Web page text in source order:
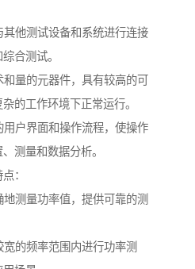
他测试设备和系统进行连接
合测试。
量的元器件，具有较高的可
的工作环境下正常运行。
户界面和操作流程，使操作
测量和数据分析。
：
测量功率值，提供可靠的测
的频率范围内进行功率测